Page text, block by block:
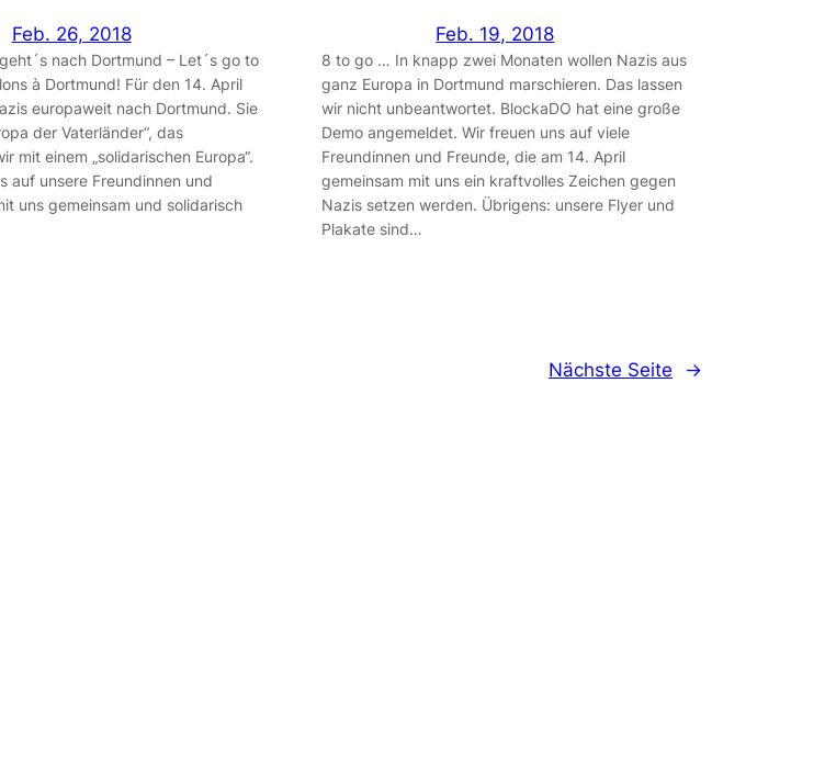
Feb. 26, 2018
nach Dortmund – Let´s go to
à Dortmund! Für den 14. April
europaweit nach Dortmund. Sie
der Vaterländer“, das
mit einem „solidarischen Europa“.
auf unsere Freundinnen und
uns gemeinsam und solidarisch
Feb. 19, 2018
8 to go … In knapp zwei Monaten wollen Nazis aus
ganz Europa in Dortmund marschieren. Das lassen
wir nicht unbeantwortet. BlockaDO hat eine große
Demo angemeldet. Wir freuen uns auf viele
Freundinnen und Freunde, die am 14. April
gemeinsam mit uns ein kraftvolles Zeichen gegen
Nazis setzen werden. Übrigens: unsere Flyer und
Plakate sind…
Nächste Seite →